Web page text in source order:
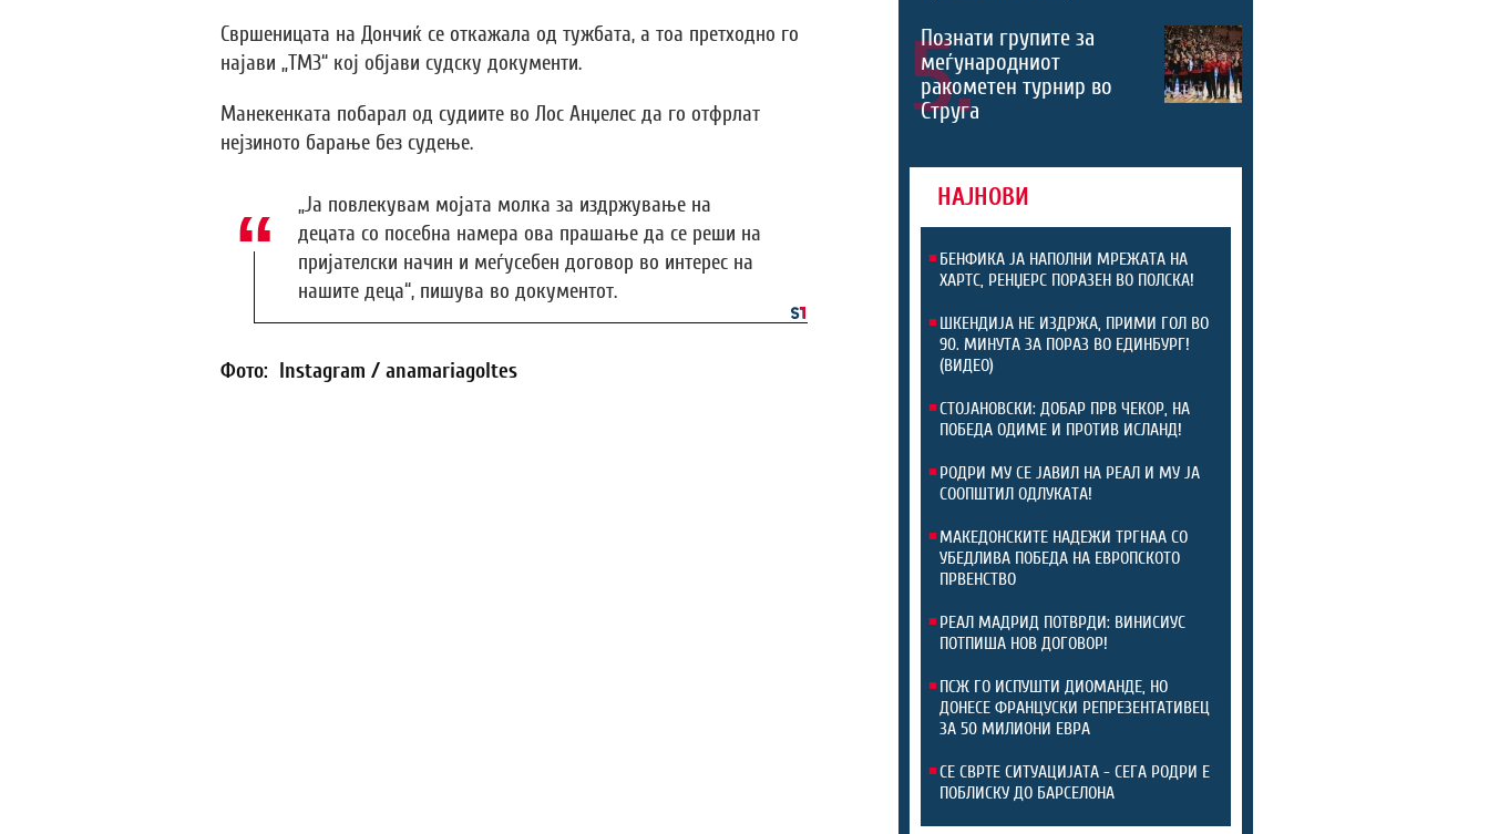
Свршеницата на Дончиќ се откажала од тужбата, а тоа претходно го
најави „ТМЗ“ кој објави судску документи.
Манекенката побарал од судиите во Лос Анџелес да го отфрлат
нејзиното барање без судење.
„Ја повлекувам мојата молка за издржување на
децата со посебна намера ова прашање да се реши на
пријателски начин и меѓусебен договор во интерес на
нашите деца“, пишува во документот.
Фото: Instagram / anamariagoltes
5.
Познати групите за
меѓународниот
ракометен турнир во
Струга
НАЈНОВИ
БЕНФИКА ЈА НАПОЛНИ МРЕЖАТА НА
ХАРТС, РЕНЏЕРС ПОРАЗЕН ВО ПОЛСКА!
ШКЕНДИЈА НЕ ИЗДРЖА, ПРИМИ ГОЛ ВО
90. МИНУТА ЗА ПОРАЗ ВО ЕДИНБУРГ!
(ВИДЕО)
СТОЈАНОВСКИ: ДОБАР ПРВ ЧЕКОР, НА
ПОБЕДА ОДИМЕ И ПРОТИВ ИСЛАНД!
РОДРИ МУ СЕ ЈАВИЛ НА РЕАЛ И МУ ЈА
СООПШТИЛ ОДЛУКАТА!
МАКЕДОНСКИТЕ НАДЕЖИ ТРГНАА СО
УБЕДЛИВА ПОБЕДА НА ЕВРОПСКОТО
ПРВЕНСТВО
РЕАЛ МАДРИД ПОТВРДИ: ВИНИСИУС
ПОТПИША НОВ ДОГОВОР!
ПСЖ ГО ИСПУШТИ ДИОМАНДЕ, НО
ДОНЕСЕ ФРАНЦУСКИ РЕПРЕЗЕНТАТИВЕЦ
ЗА 50 МИЛИОНИ ЕВРА
СЕ СВРТЕ СИТУАЦИЈАТА - СЕГА РОДРИ Е
ПОБЛИСКУ ДО БАРСЕЛОНА